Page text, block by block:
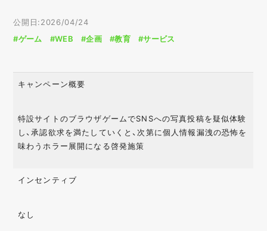
公開日:2026/04/24
#ゲーム
#WEB #企画 #教育 #サービス
キャンペーン概要
特設サイトのブラウザゲームでSNSへの写真投稿を疑似体験
し、承認欲求を満たしていくと、次第に個人情報漏洩の恐怖を
味わうホラー展開になる啓発施策
インセンティブ
なし